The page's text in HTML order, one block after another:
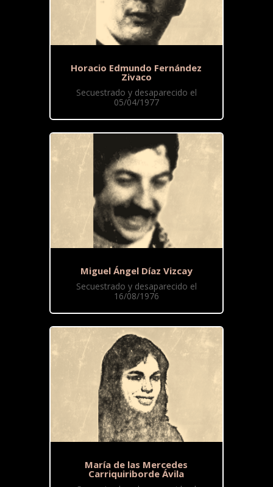
Horacio Edmundo Fernández
Zivaco
Secuestrado y desaparecido el
05/04/1977
Miguel Ángel Díaz Vizcay
Secuestrado y desaparecido el
16/08/1976
María de las Mercedes
Carriquiriborde Ávila